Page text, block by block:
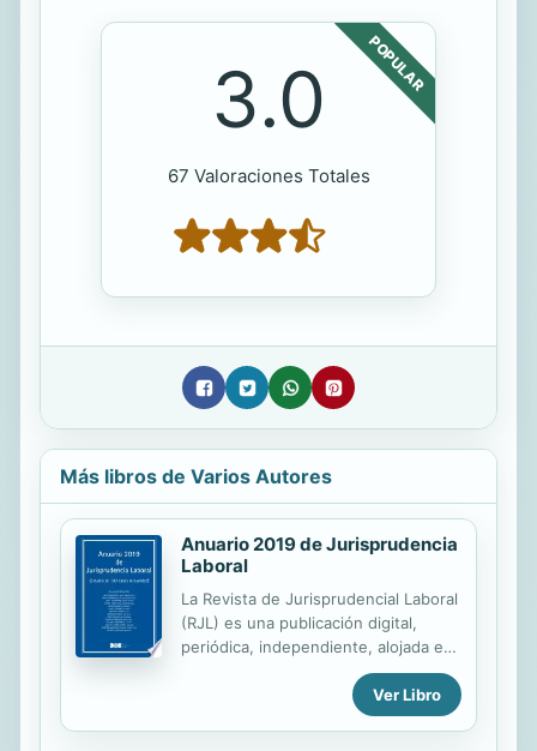
POPULAR
3.0
67 Valoraciones Totales
Más libros de Varios Autores
Anuario 2019 de Jurisprudencia
Laboral
La Revista de Jurisprudencial Laboral
(RJL) es una publicación digital,
periódica, independiente, alojada en
(https://boe.es/biblioteca_juridica/
Ver Libro